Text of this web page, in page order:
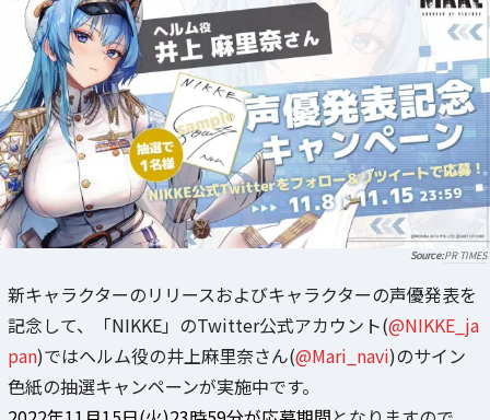
PR TIMES
新キャラクターのリリースおよびキャラクターの声優発表を
記念して、「NIKKE」のTwitter公式アカウント(@NIKKE_ja
pan)ではヘルム役の井上麻里奈さん(@Mari_navi)のサイン
色紙の抽選キャンペーンが実施中です。